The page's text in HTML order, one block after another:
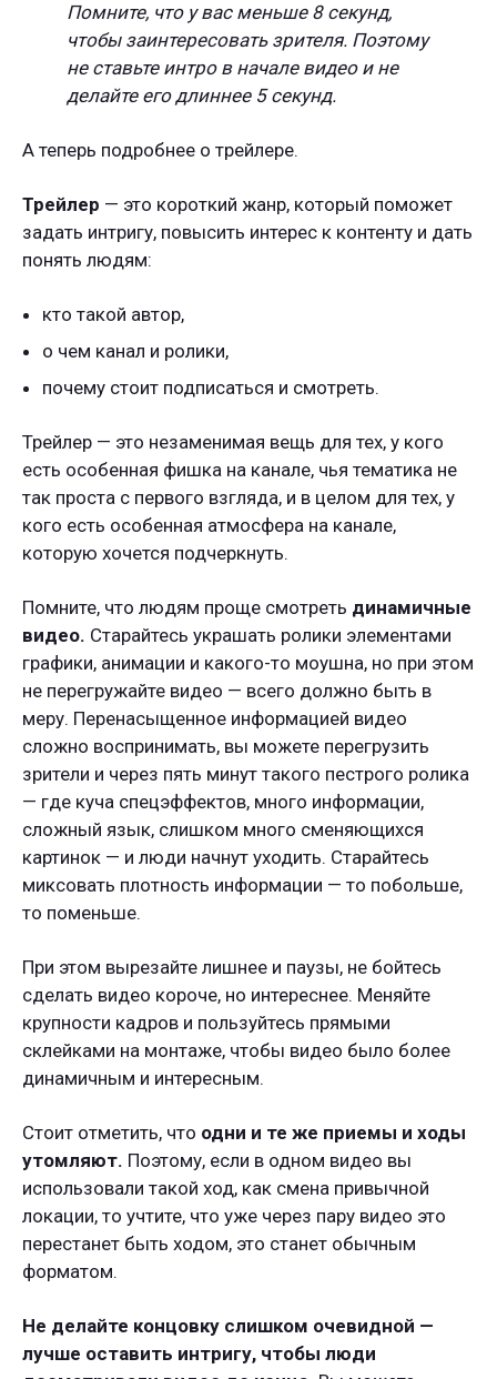
Помните, что у вас меньше 8 секунд,
чтобы заинтересовать зрителя. Поэтому
не ставьте интро в начале видео и не
делайте его длиннее 5 секунд.
А теперь подробнее о трейлере.
Трейлер — это короткий жанр, который поможет
задать интригу, повысить интерес к контенту и дать
понять людям:
кто такой автор,
о чем канал и ролики,
почему стоит подписаться и смотреть.
Трейлер — это незаменимая вещь для тех, у кого
есть особенная фишка на канале, чья тематика не
так проста с первого взгляда, и в целом для тех, у
кого есть особенная атмосфера на канале,
которую хочется подчеркнуть.
Помните, что людям проще смотреть динамичные
видео. Старайтесь украшать ролики элементами
графики, анимации и какого-то моушна, но при этом
не перегружайте видео — всего должно быть в
меру. Перенасыщенное информацией видео
сложно воспринимать, вы можете перегрузить
зрители и через пять минут такого пестрого ролика
— где куча спецэффектов, много информации,
сложный язык, слишком много сменяющихся
картинок — и люди начнут уходить. Старайтесь
миксовать плотность информации — то побольше,
то поменьше.
При этом вырезайте лишнее и паузы, не бойтесь
сделать видео короче, но интереснее. Меняйте
крупности кадров и пользуйтесь прямыми
склейками на монтаже, чтобы видео было более
динамичным и интересным.
Стоит отметить, что одни и те же приемы и ходы
утомляют. Поэтому, если в одном видео вы
использовали такой ход, как смена привычной
локации, то учтите, что уже через пару видео это
перестанет быть ходом, это станет обычным
форматом.
Не делайте концовку слишком очевидной —
лучше оставить интригу, чтобы люди